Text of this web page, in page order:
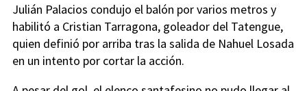
Julián Palacios condujo el balón por varios metros y
habilitó a Cristian Tarragona, goleador del Tatengue,
quien definió por arriba tras la salida de Nahuel Losada
en un intento por cortar la acción.